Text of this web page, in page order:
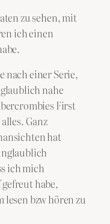
zu sehen, mit
ich einen
nach einer Serie,
nahe
First
Ganz
hat
ich mich
habe,
lesen bzw hören zu